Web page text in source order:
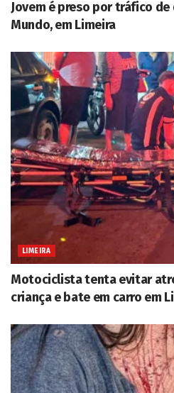
Jovem é preso por tráfico
Mundo, em Limeira
LIMEIRA
Motociclista tenta evitar
criança e bate em carro em